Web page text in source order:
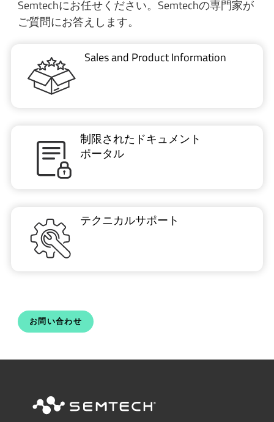
Semtechにお任せください。Semtechの専門家が
ご質問にお答えします。
Sales and Product Information
制限されたドキュメント
ポータル
テクニカルサポート
お問い合わせ